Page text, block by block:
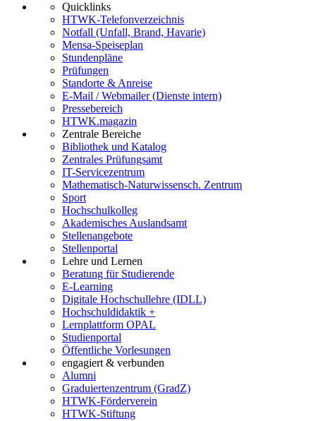
Quicklinks
HTWK-Telefonverzeichnis
Notfall (Unfall, Brand, Havarie)
Mensa-Speiseplan
Stundenpläne
Prüfungen
Standorte & Anreise
E-Mail / Webmailer (Dienste intern)
Pressebereich
HTWK.magazin
Zentrale Bereiche
Bibliothek und Katalog
Zentrales Prüfungsamt
IT-Servicezentrum
Mathematisch-Naturwissensch. Zentrum
Sport
Hochschulkolleg
Akademisches Auslandsamt
Stellenangebote
Stellenportal
Lehre und Lernen
Beratung für Studierende
E-Learning
Digitale Hochschullehre (IDLL)
Hochschuldidaktik +
Lernplattform OPAL
Studienportal
Öffentliche Vorlesungen
engagiert & verbunden
Alumni
Graduiertenzentrum (GradZ)
HTWK-Förderverein
HTWK-Stiftung